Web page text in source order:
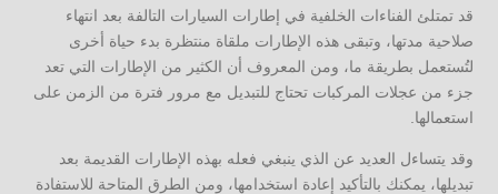
قد تمتلئ الفناءات الخلفية في إطارات السيارات التالفة بعد انتهاء
صلاحية مدتها، وتبقى هذه الإطارات ملقاة منتظرة بدء حياة أخرى
لتُستعمل بطريقة ما، ومن المعروف أن الكثير من الإطارات التي تعد
جزء من عجلات المركبات تحتاج للتبديل مع مرور فترة من الزمن على
استعمالها.
وقد يتساءل العديد عن الذي ينبغي فعله بهذه الإطارات القديمة بعد
تبديلها، يمكنك بالتأكيد إعادة استخدامها، ومن الطرق المتاحة للاستفادة